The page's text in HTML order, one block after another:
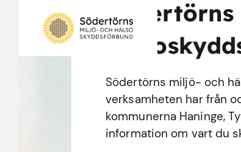
Södertörns miljö- och
verksamheten har från
kommunerna Haninge,
information om vart du